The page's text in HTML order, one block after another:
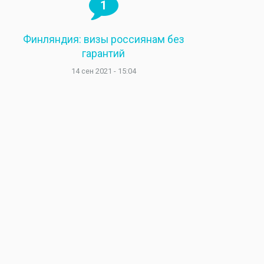
1
Финляндия: визы россиянам без
гарантий
14 сен 2021 - 15:04